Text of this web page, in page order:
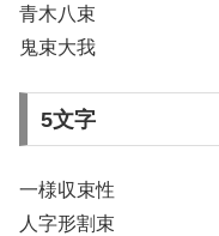
青木八束
鬼束大我
5文字
一様収束性
人字形割束